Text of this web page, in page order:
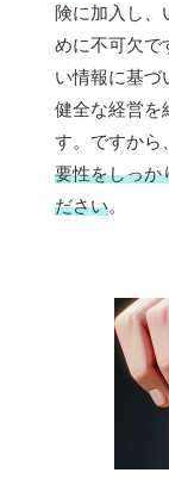
険に加入し、
めに不可欠で
い情報に基づ
健全な経営を
す。ですから、
要性をしっか
ださい。